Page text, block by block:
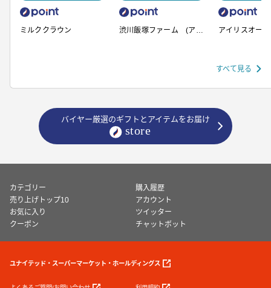
ミルククラウン
渋川飯塚ファーム (アイ
アイリスオー
すべて見る
バイヤー厳選のギフトとアイテムをお届け
カテゴリー
購入履歴
売り上げトップ10
アカウント
お気に入り
ツイッター
クーポン
チャットボット
ユナイテッド・スーパーマーケット・ホールディングス